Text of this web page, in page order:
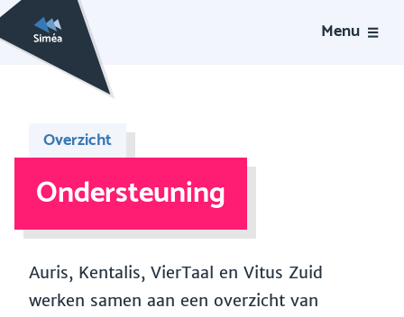
Menu
Overzicht
Ondersteuning
Auris, Kentalis, VierTaal en Vitus Zuid
werken samen aan een overzicht van